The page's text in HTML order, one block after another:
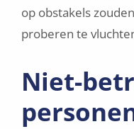
op obstakels
proberen te
Niet-